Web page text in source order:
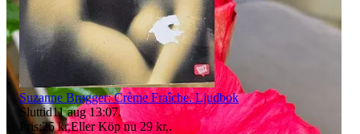
Suzanne Brøgger: Crème Fraîche. Ljudbok
Sluttid11 aug 13:07.
Pris:25 kr,Eller Köp nu 29 kr,.